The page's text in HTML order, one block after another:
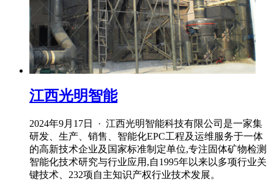
江西光明智能
2024年9月17日 · 江西光明智能科技有限公司是一家集
研发、生产、销售、智能化EPC工程及运维服务于一体
的高新技术企业及国家标准制定单位,专注固体矿物检测
智能化技术研究与行业应用,自1995年以来以多项行业关
键技术、232项自主知识产权行业技术发展。